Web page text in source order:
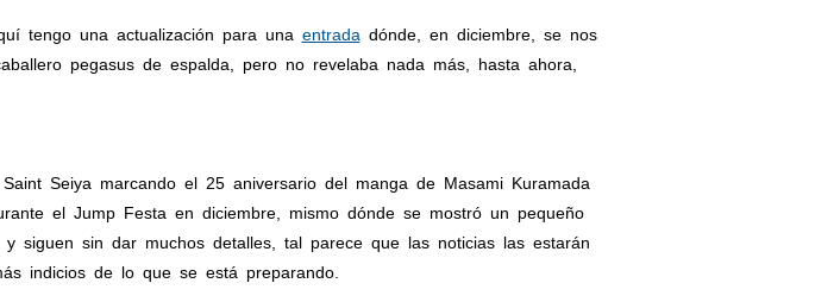
tengo una actualización para una entrada dónde, en diciembre, se nos
pegasus de espalda, pero no revelaba nada más, hasta ahora,
Seiya marcando el 25 aniversario del manga de Masami Kuramada
el Jump Festa en diciembre, mismo dónde se mostró un pequeño
siguen sin dar muchos detalles, tal parece que las noticias las estarán
indicios de lo que se está preparando.